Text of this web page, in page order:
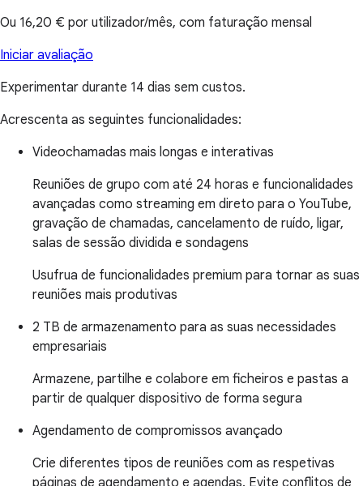
Ou 16,20 € por utilizador/mês, com faturação mensal
Iniciar avaliação
Experimentar durante 14 dias sem custos.
Acrescenta as seguintes funcionalidades:
Videochamadas mais longas e interativas
Reuniões de grupo com até 24 horas e funcionalidades
avançadas como streaming em direto para o YouTube,
gravação de chamadas, cancelamento de ruído, ligar,
salas de sessão dividida e sondagens
Usufrua de funcionalidades premium para tornar as suas
reuniões mais produtivas
2 TB de armazenamento para as suas necessidades
empresariais
Armazene, partilhe e colabore em ficheiros e pastas a
partir de qualquer dispositivo de forma segura
Agendamento de compromissos avançado
Crie diferentes tipos de reuniões com as respetivas